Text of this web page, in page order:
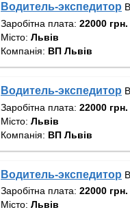
Водитель-экспедитор
Заробітна плата: 22000 грн.
Місто: Львів
Компанія: ВП Львів
Водитель-экспедитор
Заробітна плата: 22000 грн.
Місто: Львів
Компанія: ВП Львів
Водитель-экспедитор
Заробітна плата: 22000 грн.
Місто: Львів